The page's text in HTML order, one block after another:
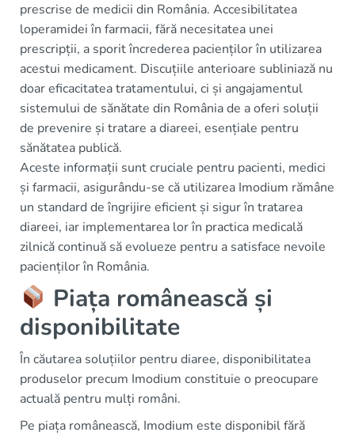
prescrise de medicii din România. Accesibilitatea
loperamidei în farmacii, fără necesitatea unei
prescripții, a sporit încrederea pacienților în utilizarea
acestui medicament. Discuțiile anterioare subliniază nu
doar eficacitatea tratamentului, ci și angajamentul
sistemului de sănătate din România de a oferi soluții
de prevenire și tratare a diareei, esențiale pentru
sănătatea publică.
Aceste informații sunt cruciale pentru pacienti, medici
și farmacii, asigurându-se că utilizarea Imodium rămâne
un standard de îngrijire eficient și sigur în tratarea
diareei, iar implementarea lor în practica medicală
zilnică continuă să evolueze pentru a satisface nevoile
pacienților în România.
Piața românească și
disponibilitate
În căutarea soluțiilor pentru diaree, disponibilitatea
produselor precum Imodium constituie o preocupare
actuală pentru mulți români.
Pe piața românească, Imodium este disponibil fără